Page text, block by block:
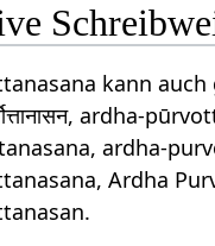
kann auch
ardha-
ardha-
Ardha